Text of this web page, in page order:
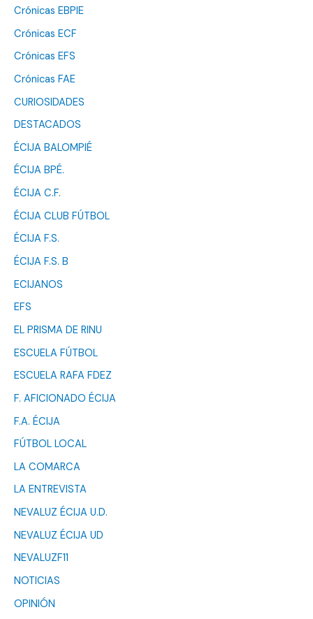
Crónicas EBPIE
Crónicas ECF
Crónicas EFS
Crónicas FAE
CURIOSIDADES
DESTACADOS
ÉCIJA BALOMPIÉ
ÉCIJA BPÉ.
ÉCIJA C.F.
ÉCIJA CLUB FÚTBOL
ÉCIJA F.S.
ÉCIJA F.S. B
ECIJANOS
EFS
EL PRISMA DE RINU
ESCUELA FÚTBOL
ESCUELA RAFA FDEZ
F. AFICIONADO ÉCIJA
F.A. ÉCIJA
FÚTBOL LOCAL
LA COMARCA
LA ENTREVISTA
NEVALUZ ÉCIJA U.D.
NEVALUZ ÉCIJA UD
NEVALUZF11
NOTICIAS
OPINIÓN